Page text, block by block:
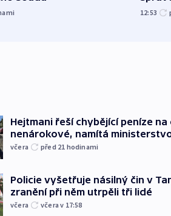
12:53
Hejtmani řeší chybějící peníze na
nenárokové, namítá
včera před 21 hodinami
Policie vyšetřuje násilný čin v
zranění při něm utrpěli tři lidé
včera včera v 17:58